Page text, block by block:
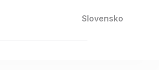
Slovensko